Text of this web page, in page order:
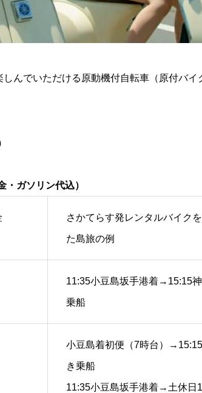
しんでいただける原動機付自転車（原付バイ
ガソリン代込）
さかてらす発レンタルバイク
た島旅の例
11:35小豆島坂手港着→15:15
乗船
小豆島着初便（7時台）
き乗船
11:35小豆島坂手港着→土休日